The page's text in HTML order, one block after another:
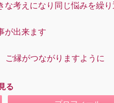
な考えになり同じ悩みを繰
が出来ます
縁がつながりますように
る